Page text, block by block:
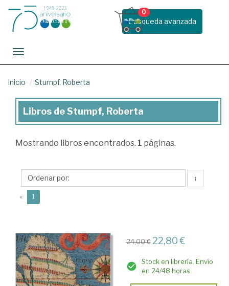
Busqueda avanzada
0
Toggle navigation
Inicio Stumpf, Roberta
Libros
Stumpf,
Libros de Stumpf, Roberta
Mostrando libros encontrados. 1 páginas.
↑
« 1
24,00 € 22,80 €
Stock en librería. Envío
en 24/48 horas